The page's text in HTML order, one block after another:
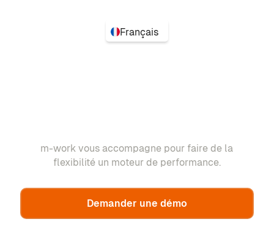
Français
m-work vous accompagne pour faire de la
flexibilité un moteur de performance.
Demander une démo